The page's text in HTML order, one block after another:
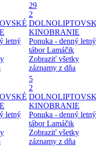
letný
29
2
KINOBRANIE
Ponuka - denný letný
tábor Lamáčik
Zobraziť všetky
záznamy z dňa
letný
5
2
KINOBRANIE
Ponuka - denný letný
tábor Lamáčik
Zobraziť všetky
záznamy z dňa